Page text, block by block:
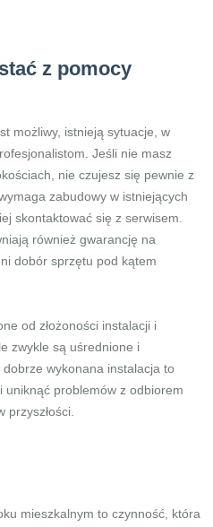
z pomocy
możliwy, istnieją sytuacje, w
Jeśli nie masz
nie czujesz się pewnie z
zabudowy w istniejących
skontaktować się z serwisem.
również gwarancję na
dobór sprzętu pod kątem
od złożoności instalacji i
zwykle są uśrednione i
wykonana instalacja to
uniknąć problemów z odbiorem
przyszłości.
mieszkalnym to czynność, która